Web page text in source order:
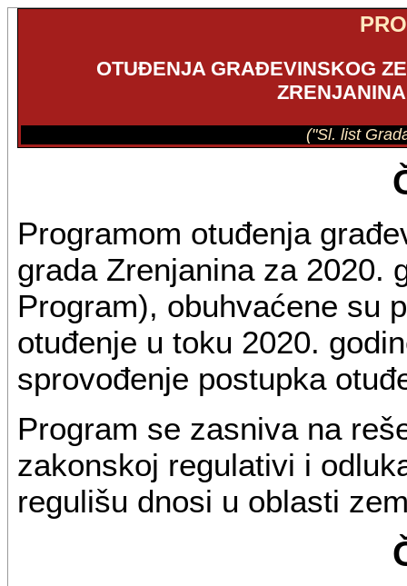
OTUĐENJA GRAĐEVINSKOG
("Sl. list
Programom otuđenja
grada Zrenjanina za 2020.
Program), obuhvaćene su
otuđenje u toku 2020.
sprovođenje postupka
Program se zasniva na
zakonskoj regulativi i
regulišu dnosi u oblasti